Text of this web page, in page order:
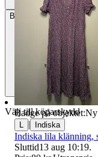
BetalningVia Tradera
Välj till köparskydd
Badge på objektet:Ny
| Indiska
Indiska lila klänning,
Sluttid13 aug 10:19.